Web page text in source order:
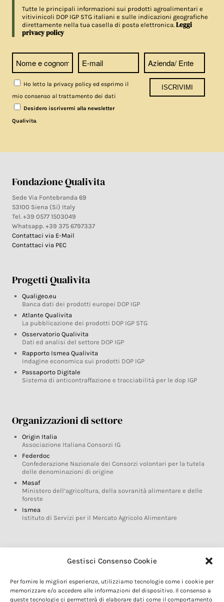
Gestisci Consenso Cookie
Per fornire le migliori esperienze, utilizziamo tecnologie come i cookie per
memorizzare e/o accedere alle informazioni del dispositivo. Il consenso a
queste tecnologie ci permetterà di elaborare dati come il comportamento
Tutte le principali informazioni sui prodotti agroalimentari e
vitivinicoli DOP IGP STG italiani e sulle indicazioni geografiche
direttamente nella tua casella di posta elettronica.Leggi
privacy policy
Ho letto la privacy policy ed esprimo il
mio consenso al trattamento dei dati
Desidero iscrivermi alla newsletter
Qualivita.
Fondazione Qualivita
Sede Via Fontebranda 69
53100 Siena (Si) Italy
Tel. +39 0577 1503049
Whatsapp. +39 375 6797337
Contattaci via E-Mail
Contattaci via PEC
Progetti Qualivita
Qualigeo.eu
Banca dati dei prodotti europei DOP IGP
Atlante Qualivita
La pubblicazione dei prodotti DOP IGP STG
Osservatorio Qualivita
Dati ed analisi del settore DOP IGP
Rapporto Ismea Qualivita
Indagine economica sui prodotti DOP IGP
Passaporto Digitale
Sistema di anticontraffazione e tracciabilità per le dop IGP
Organizzazioni di settore
Origin Italia
Associazione Italiana Consorzi IG
Federdoc
Confederazione Nazionale dei Consorzi volontari per la tutela
delle denominazioni di origine
Masaf
Ministero dell’agricoltura, della sovranità alimentare e delle
foreste
Ismea
Istituto di Servizi per il Mercato Agricolo Alimentare
Glossario DOP IGP
Marchi DOP IGP
Normativa prodotti DOP IGP